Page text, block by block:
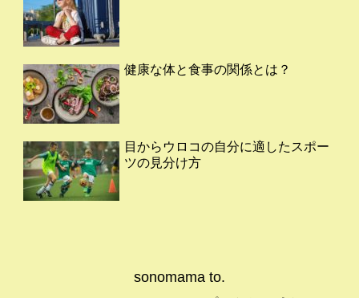
健康な体と食事の関係とは？
目からウロコの自分に適したスポー
ツの見分け方
sonomama to.